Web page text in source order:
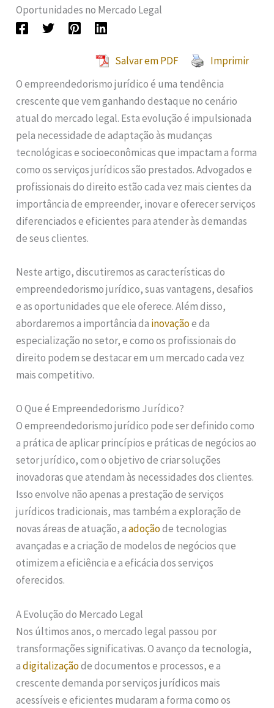
Oportunidades no Mercado Legal
Salvar em PDF
Imprimir
O empreendedorismo jurídico é uma tendência
crescente que vem ganhando destaque no cenário
atual do mercado legal. Esta evolução é impulsionada
pela necessidade de adaptação às mudanças
tecnológicas e socioeconômicas que impactam a forma
como os serviços jurídicos são prestados. Advogados e
profissionais do direito estão cada vez mais cientes da
importância de empreender, inovar e oferecer serviços
diferenciados e eficientes para atender às demandas
de seus clientes.
Neste artigo, discutiremos as características do
empreendedorismo jurídico, suas vantagens, desafios
e as oportunidades que ele oferece. Além disso,
abordaremos a importância da inovaçãoe da
especialização no setor, e como os profissionais do
direito podem se destacar em um mercado cada vez
mais competitivo.
O Que é Empreendedorismo Jurídico?
O empreendedorismo jurídico pode ser definido como
a prática de aplicar princípios e práticas de negócios ao
setor jurídico, com o objetivo de criar soluções
inovadoras que atendam às necessidades dos clientes.
Isso envolve não apenas a prestação de serviços
jurídicos tradicionais, mas também a exploração de
novas áreas de atuação, aadoçãode tecnologias
avançadas e a criação de modelos de negócios que
otimizem a eficiência e a eficácia dos serviços
oferecidos.
A Evolução do Mercado Legal
Nos últimos anos, o mercado legal passou por
transformações significativas. O avanço da tecnologia,
adigitalizaçãode documentos e processos, e a
crescente demanda por serviços jurídicos mais
acessíveis e eficientes mudaram a forma como os